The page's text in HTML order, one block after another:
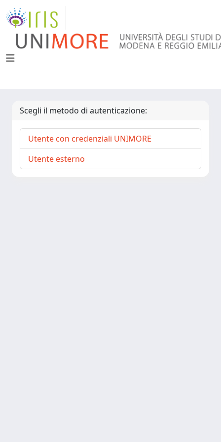
Scegli il metodo di autenticazione:
Utente con credenziali UNIMORE
Utente esterno